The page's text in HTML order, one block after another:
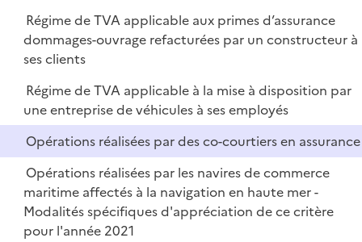
Régime de TVA applicable aux primes d’assurance
dommages-ouvrage refacturées par un constructeur à
ses clients
Régime de TVA applicable à la mise à disposition par
une entreprise de véhicules à ses employés
Opérations réalisées par des co-courtiers en assurance
Opérations réalisées par les navires de commerce
maritime affectés à la navigation en haute mer -
Modalités spécifiques d'appréciation de ce critère
pour l'année 2021